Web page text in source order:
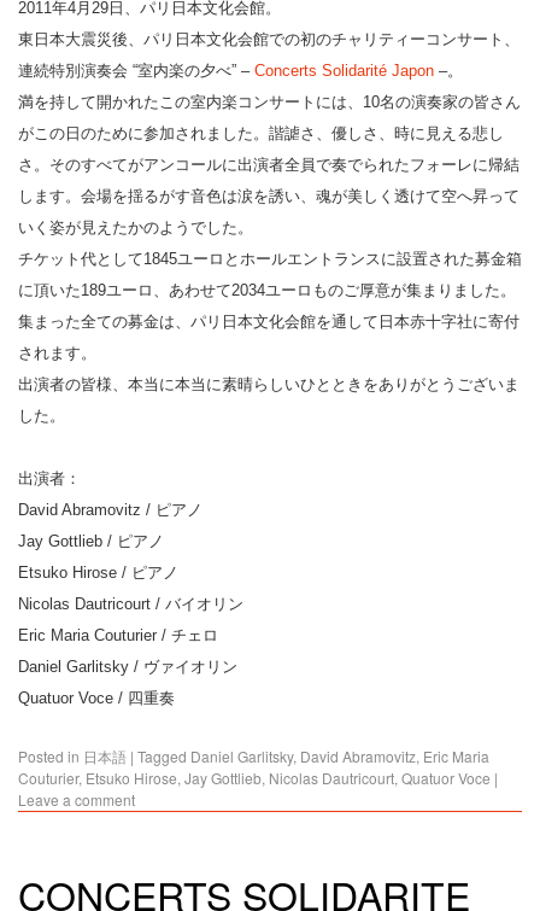
2011年4月29日、パリ日本文化会館。
東日本大震災後、パリ日本文化会館での初のチャリティーコンサート、
連続特別演奏会 “室内楽の夕べ” – Concerts Solidarité Japon –。
満を持して開かれたこの室内楽コンサートには、10名の演奏家の皆さん
がこの日のために参加されました。諧謔さ、優しさ、時に見える悲し
さ。そのすべてがアンコールに出演者全員で奏でられたフォーレに帰結
します。会場を揺るがす音色は涙を誘い、魂が美しく透けて空へ昇って
いく姿が見えたかのようでした。
チケット代として1845ユーロとホールエントランスに設置された募金箱
に頂いた189ユーロ、あわせて2034ユーロものご厚意が集まりました。
集まった全ての募金は、パリ日本文化会館を通して日本赤十字社に寄付
されます。
出演者の皆様、本当に本当に素晴らしいひとときをありがとうございま
した。
出演者：
David Abramovitz / ピアノ
Jay Gottlieb / ピアノ
Etsuko Hirose / ピアノ
Nicolas Dautricourt / バイオリン
Eric Maria Couturier / チェロ
Daniel Garlitsky / ヴァイオリン
Quatuor Voce / 四重奏
Posted in 日本語 | Tagged Daniel Garlitsky, David Abramovitz, Eric Maria
Couturier, Etsuko Hirose, Jay Gottlieb, Nicolas Dautricourt, Quatuor Voce |
Leave a comment
CONCERTS SOLIDARITE